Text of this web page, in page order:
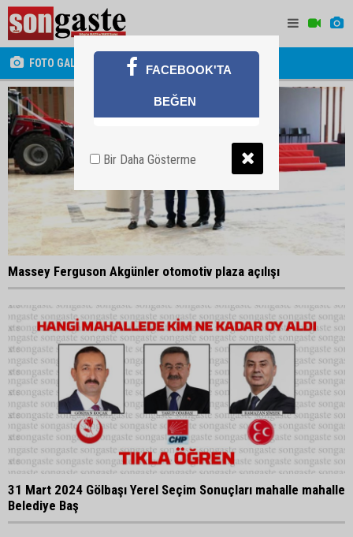
FOTO GALERİ
Massey Ferguson Akgünler otomotiv plaza açılışı
31 Mart 2024 Gölbaşı Yerel Seçim Sonuçları mahalle mahalle
Belediye Baş
FACEBOOK'TA
BEĞEN
Bir Daha Gösterme